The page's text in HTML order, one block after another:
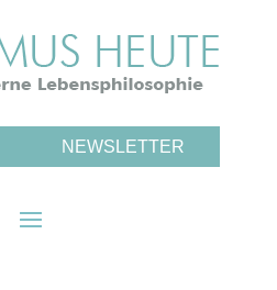
NEWSLETTER